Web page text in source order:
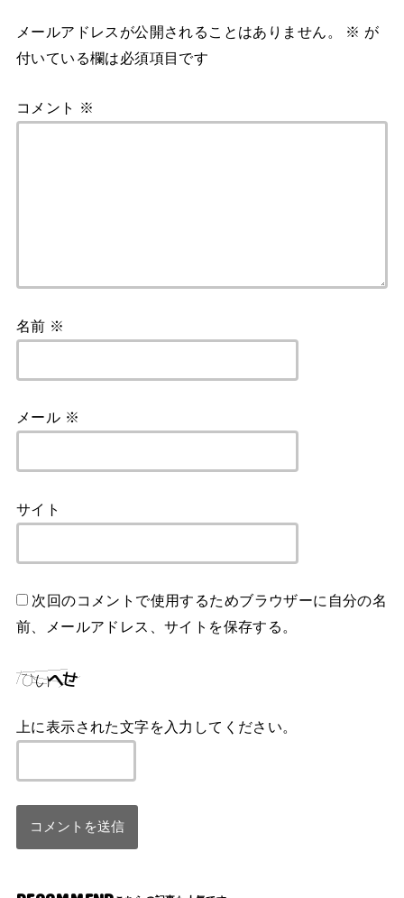
o
k
メールアドレスが公開されることはありません。 ※ が
付いている欄は必須項目です
コメント ※
名前 ※
メール ※
サイト
次回のコメントで使用するためブラウザーに自分の名
前、メールアドレス、サイトを保存する。
上に表示された文字を入力してください。